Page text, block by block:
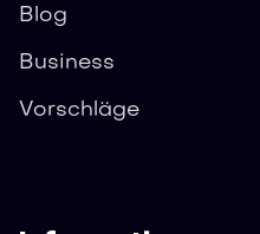
Blog
Business
Vorschläge